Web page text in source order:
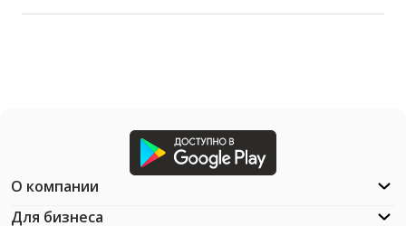
О компании
Для бизнеса